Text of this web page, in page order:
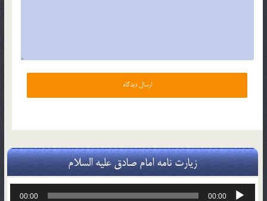
زیارت نامه امام صادق علیه السلام
پخش‌کننده
00:00
00:00